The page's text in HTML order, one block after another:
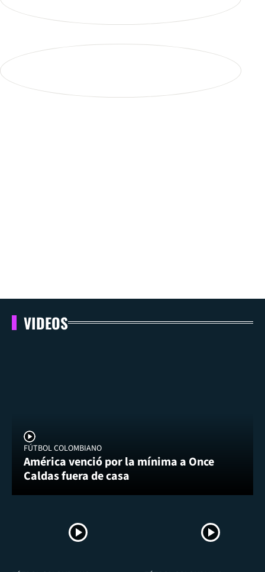
VIDEOS
FÚTBOL COLOMBIANO
América venció por la mínima a Once
Caldas fuera de casa